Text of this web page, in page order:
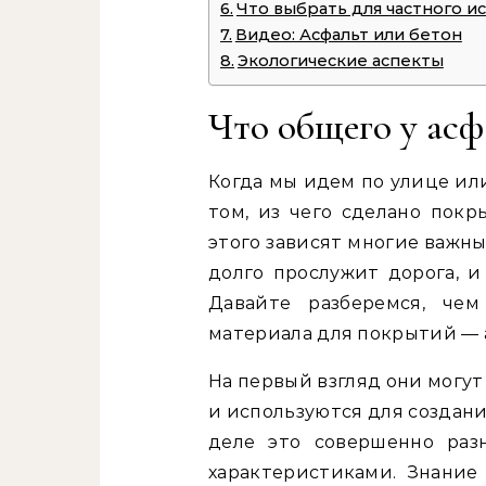
Что выбрать для частного
Видео: Асфальт или бетон
Экологические аспекты
Что общего у
Когда мы идем по улице
том, из чего сделано
этого зависят многие
долго прослужит дорога,
Давайте разберемся,
материала для покрытий —
На первый взгляд они
и используются для
деле это совершенно
характеристиками.